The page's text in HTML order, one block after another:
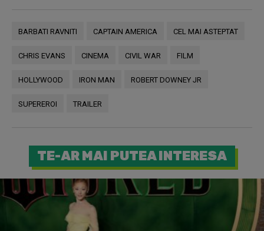
BARBATI RAVNITI CAPTAIN AMERICA CEL MAI ASTEPTAT
CHRIS EVANS CINEMA CIVIL WAR FILM
HOLLYWOOD IRON MAN ROBERT DOWNEY JR
SUPEREROI TRAILER
TE-AR MAI PUTEA INTERESA